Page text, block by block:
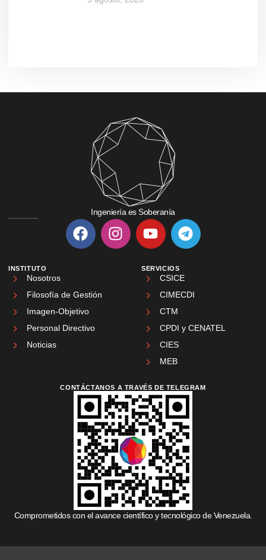
Ingeniería es Soberanía
INSTITUTO
Nosotros
Filosofía de Gestión
Imagen-Objetivo
Personal Directivo
Noticias
SERVICIOS
CSICE
CIMECDI
CTM
CPDI y CENATEL
CIES
MEB
CONTÁCTANOS A TRAVÉS DE TELEGRAM
Comprometidos con el avance científico y tecnológico de Venezuela.